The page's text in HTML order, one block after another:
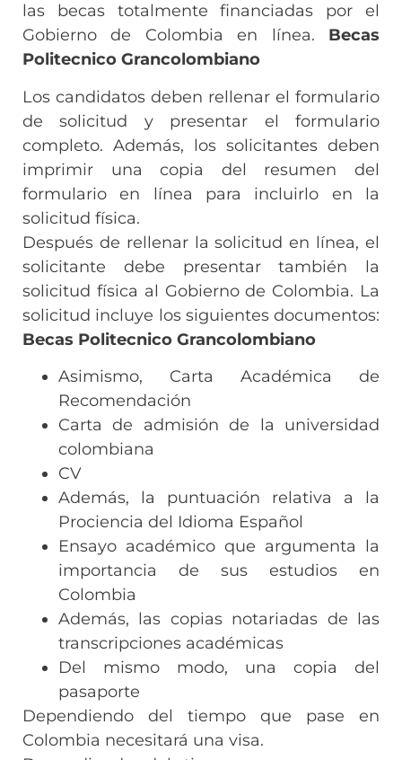
las becas totalmente financiadas por el
Gobierno de Colombia en línea. Becas
Politecnico Grancolombiano
Los candidatos deben rellenar el formulario
de solicitud y presentar el formulario
completo. Además, los solicitantes deben
imprimir una copia del resumen del
formulario en línea para incluirlo en la
solicitud física.
Después de rellenar la solicitud en línea, el
solicitante debe presentar también la
solicitud física al Gobierno de Colombia. La
solicitud incluye los siguientes documentos:
Becas Politecnico Grancolombiano
Asimismo, Carta Académica de
Recomendación
Carta de admisión de la universidad
colombiana
CV
Además, la puntuación relativa a la
Prociencia del Idioma Español
Ensayo académico que argumenta la
importancia de sus estudios en
Colombia
Además, las copias notariadas de las
transcripciones académicas
Del mismo modo, una copia del
pasaporte
Dependiendo del tiempo que pase en
Colombia necesitará una visa.